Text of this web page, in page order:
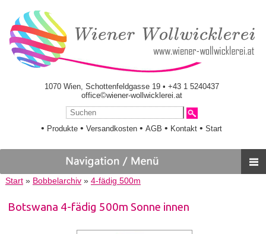
1070 Wien, Schottenfeldgasse 19 • +43 1 5240437
office©wiener-wollwicklerei.at
• Produkte •Versandkosten •AGB • Kontakt •Start
Start» Bobbelarchiv» 4-fädig 500m
Botswana 4-fädig 500m Sonne innen